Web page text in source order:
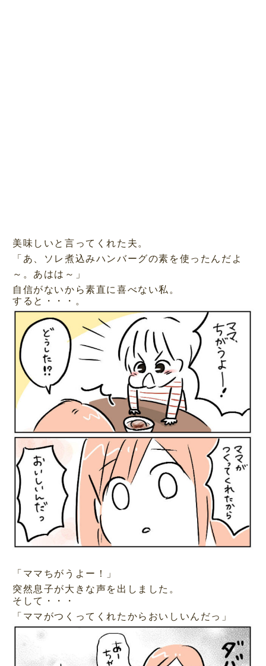
美味しいと言ってくれた夫。
「あ、ソレ煮込みハンバーグの素を使ったんだよ
～。あはは～」
自信がないから素直に喜べない私。
すると・・・。
「ママちがうよー！」
突然息子が大きな声を出しました。
そして・・・
「ママがつくってくれたからおいしいんだっ」